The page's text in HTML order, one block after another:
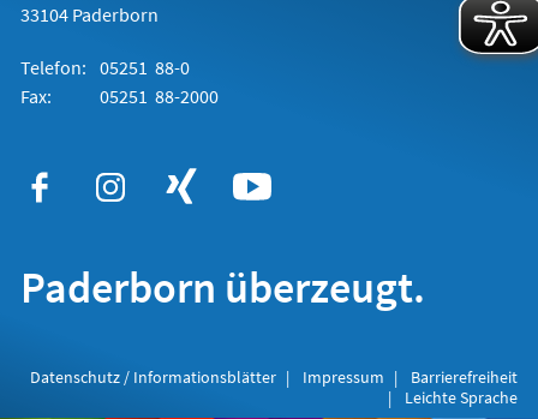
33104 Paderborn
Telefon: 05251 88-0
Fax:
05251 88-2000
Paderborn überzeugt.
Datenschutz / Informationsblätter Impressum
Barrierefreiheit
Leichte Sprache